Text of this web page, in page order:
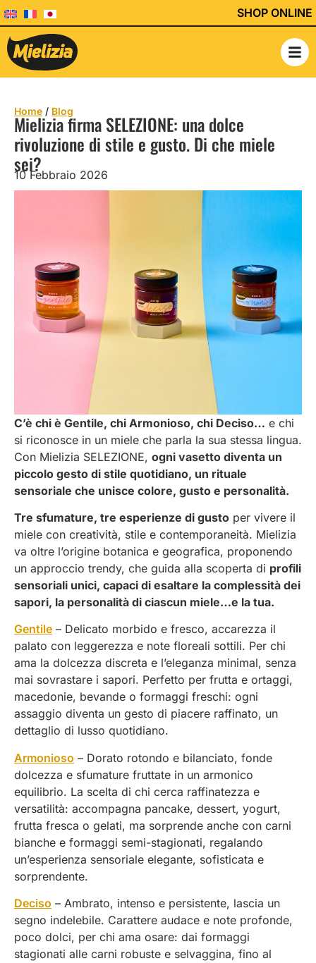
SHOP ONLINE
Home / Blog
Mielizia firma SELEZIONE: una dolce
rivoluzione di stile e gusto. Di che miele
sei?
10 Febbraio 2026
C’è chi è Gentile, chi Armonioso, chi Deciso… e chi
si riconosce in un miele che parla la sua stessa lingua.
Con Mielizia SELEZIONE, ogni vasetto diventa un
piccolo gesto di stile quotidiano, un rituale
sensoriale che unisce colore, gusto e personalità.
Tre sfumature, tre esperienze di gusto per vivere il
miele con creatività, stile e contemporaneità. Mielizia
va oltre l’origine botanica e geografica, proponendo
un approccio trendy, che guida alla scoperta di profili
sensoriali unici, capaci di esaltare la complessità dei
sapori, la personalità di ciascun miele…e la tua.
Gentile – Delicato morbido e fresco, accarezza il
palato con leggerezza e note floreali sottili. Per chi
ama la dolcezza discreta e l’eleganza minimal, senza
mai sovrastare i sapori. Perfetto per frutta e ortaggi,
macedonie, bevande o formaggi freschi: ogni
assaggio diventa un gesto di piacere raffinato, un
dettaglio di lusso quotidiano.
Armonioso – Dorato rotondo e bilanciato, fonde
dolcezza e sfumature fruttate in un armonico
equilibrio. La scelta di chi cerca raffinatezza e
versatilità: accompagna pancake, dessert, yogurt,
frutta fresca o gelati, ma sorprende anche con carni
bianche e formaggi semi-stagionati, regalando
un’esperienza sensoriale elegante, sofisticata e
sorprendente.
Deciso – Ambrato, intenso e persistente, lascia un
segno indelebile. Carattere audace e note profonde,
poco dolci, per chi ama osare: dai formaggi
stagionati alle carni robuste e selvaggina, fino al